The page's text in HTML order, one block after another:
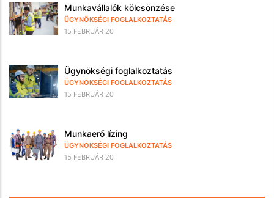
Munkavállalók kölcsönzése
ÜGYNÖKSÉGI FOGLALKOZTATÁS
15 FEBRUÁR 20
Ügynökségi foglalkoztatás
ÜGYNÖKSÉGI FOGLALKOZTATÁS
15 FEBRUÁR 20
Munkaerő lízing
ÜGYNÖKSÉGI FOGLALKOZTATÁS
15 FEBRUÁR 20